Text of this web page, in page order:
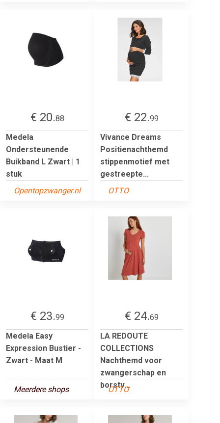
€ 20.88
Medela
Ondersteunende
Buikband L Zwart | 1
stuk
Opentopzwanger.nl
€ 22.99
Vivance Dreams
Positienachthemd
stippenmotief met
gestreepte...
OTTO
€ 23.99
Medela Easy
Expression Bustier -
Zwart - Maat M
Meerdere shops
€ 24.69
LA REDOUTE
COLLECTIONS
Nachthemd voor
zwangerschap en
borstv...
OTTO